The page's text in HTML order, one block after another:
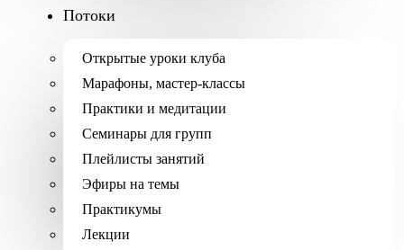
Потоки
Открытые уроки клуба
Марафоны, мастер-классы
Практики и медитации
Семинары для групп
Плейлисты занятий
Эфиры на темы
Практикумы
Лекции